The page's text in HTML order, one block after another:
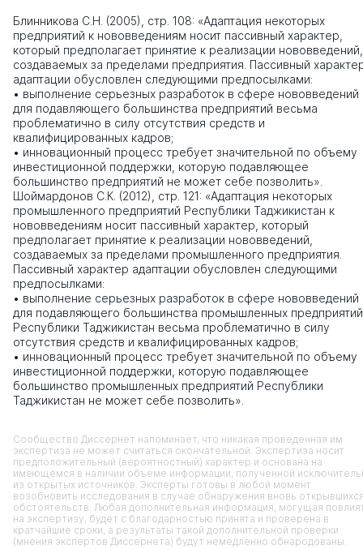
Блинникова С.Н. (2005), стр. 108: «Адаптация некоторых
предприятий к нововведениям носит пассивный характер,
который предполагает принятие к реализации нововведений,
создаваемых за пределами предприятия. Пассивный
адаптации обусловлен следующими предпосылками:
• выполнение серьезных разработок в сфере нововведений
для подавляющего большинства предприятий весьма
проблематично в силу отсутствия средств и
квалифицированных кадров;
• инновационный процесс требует значительной по объему
инвестиционной поддержки, которую подавляющее
большинство предприятий не может себе позволить».
Шоймардонов С.К. (2012), стр. 121: «Адаптация некоторых
промышленного предприятий Республики Таджикистан к
нововведениям носит пассивный характер, который
предполагает принятие к реализации нововведений,
создаваемых за пределами промышленного предприятия.
Пассивный характер адаптации обусловлен следующими
предпосылками:
• выполнение серьезных разработок в сфере нововведений
для подавляющего большинства промышленных предприятий
Республики Таджикистан весьма проблематично в силу
отсутствия средств и квалифицированных кадров;
• инновационный процесс требует значительной по объему
инвестиционной поддержки, которую подавляющее
большинство промышленных предприятий Республики
Таджикистан не может себе позволить».
Сообщество Диссернет напоминает, что никакая проведенная им
экспертиза не может считаться окончательной. Экспертиза носит
предположительный (вероятностный) характер и основана на
имеющемся в наличии объеме информации, полученной
из открытых источников. Эксперты готовы в любой момент
возобновить исследования в случае обнаружения вновь
обстоятельств. Любая дополнительная информация, могущая
на экспертизу, будет с благодарностью принята и проверена в
кратчайшие сроки, а результаты такой дополнительной проверки
(мнения экспертов Диссернета) будут немедленно обнародованы.